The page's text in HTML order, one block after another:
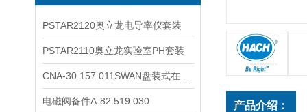
PSTAR2120奥立龙电导率仪套装
PSTAR2110奥立龙实验室PH套装
电磁阀备件A-82.519.030 产品介绍：